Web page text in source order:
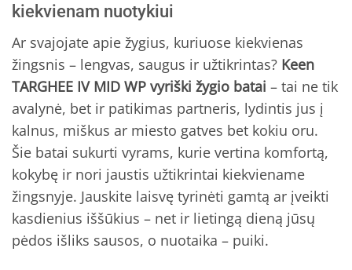
kiekvienam nuotykiui
Ar svajojate apie žygius, kuriuose kiekvienas
žingsnis – lengvas, saugus ir užtikrintas? Keen
TARGHEE IV MID WP vyriški žygio batai – tai ne tik
avalynė, bet ir patikimas partneris, lydintis jus į
kalnus, miškus ar miesto gatves bet kokiu oru.
Šie batai sukurti vyrams, kurie vertina komfortą,
kokybę ir nori jaustis užtikrintai kiekviename
žingsnyje. Jauskite laisvę tyrinėti gamtą ar įveikti
kasdienius iššūkius – net ir lietingą dieną jūsų
pėdos išliks sausos, o nuotaika – puiki.